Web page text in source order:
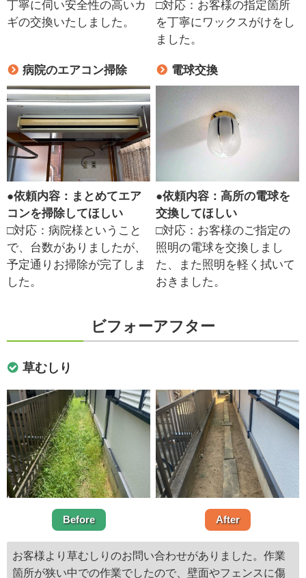
丁寧に伺い安全性の高いカ
ギの交換いたしました。
□対応：お客様の指定箇所
を丁寧にワックスがけをし
ました。
病院のエアコン掃除
●依頼内容：まとめてエア
コンを掃除してほしい
□対応：病院様ということ
で、台数がありましたが、
予定通りお掃除が完了しま
した。
電球交換
●依頼内容：高所の電球を
交換してほしい
□対応：お客様のご指定の
照明の電球を交換しまし
た、また照明を軽く拭いて
おきました。
ビフォーアフター
草むしり
Before After
お客様より草むしりのお問い合わせがありました。作業
箇所が狭い中での作業でしたので、壁面やフェンスに傷